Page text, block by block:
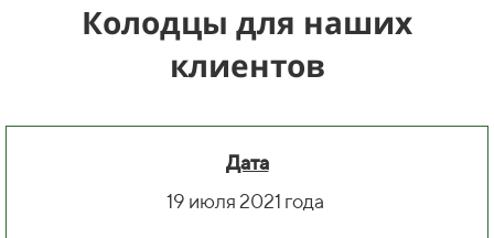
Колодцы для наших
клиентов
Дата
19 июля 2021 года